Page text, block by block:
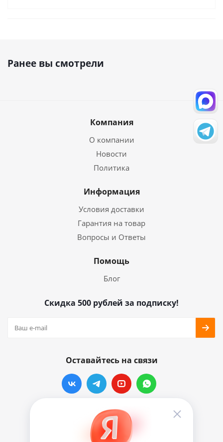
Ранее вы смотрели
Компания
О компании
Новости
Политика
Информация
Условия доставки
Гарантия на товар
Вопросы и Ответы
Помощь
Блог
Скидка 500 рублей за подписку!
Оставайтесь на связи
Наши контакты
info@vinylmarkt.ru